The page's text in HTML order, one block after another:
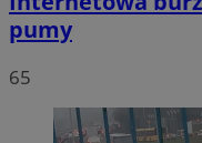
pumy
65